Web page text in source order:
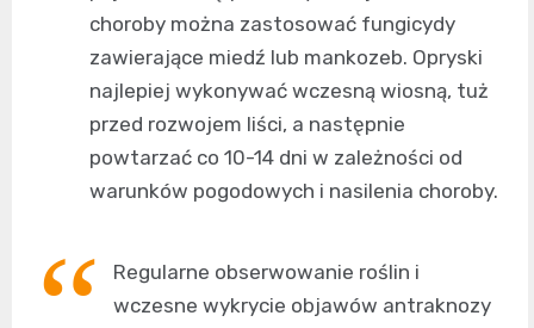
choroby można zastosować fungicydy
zawierające miedź lub mankozeb. Opryski
najlepiej wykonywać wczesną wiosną, tuż
przed rozwojem liści, a następnie
powtarzać co 10-14 dni w zależności od
warunków pogodowych i nasilenia choroby.
Regularne obserwowanie roślin i
wczesne wykrycie objawów antraknozy